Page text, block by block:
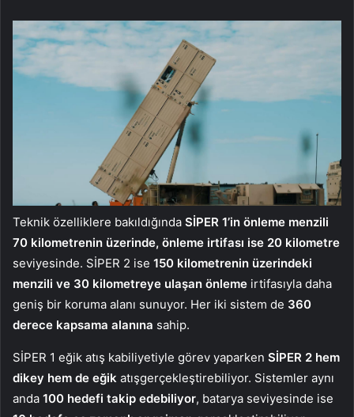
Teknik özelliklere bakıldığında SİPER 1’in önleme menzili
70 kilometrenin üzerinde, önleme irtifası ise 20 kilometre
seviyesinde. SİPER 2 ise 150 kilometrenin üzerindeki
menzili ve 30 kilometreye ulaşan önleme irtifasıyla daha
geniş bir koruma alanı sunuyor. Her iki sistem de 360
derece kapsama alanına sahip.
SİPER 1 eğik atış kabiliyetiyle görev yaparken SİPER 2 hem
dikey hem de eğik atışgerçekleştirebiliyor. Sistemler aynı
anda 100 hedefi takip edebiliyor, batarya seviyesinde ise